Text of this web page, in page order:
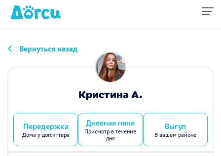
Вернуться назад
Кристина А.
Передержка
Дома у догситтера
Дневная няня
Присмотр в течение
дня
Выгул
В вашем районе